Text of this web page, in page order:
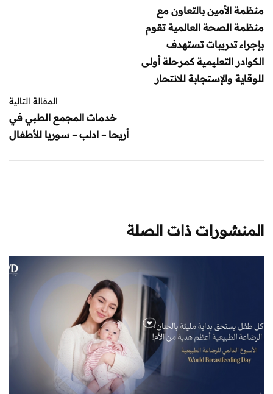
منظمة الأمين بالتعاون مع
منظمة الصحة العالمية تقوم
بإجراء تدريبات تستهدف
الكوادر التعليمية كمرحلة أولى
للوقاية والإستجابة للانتحار
المقالة التالية
خدمات المجمع الطبي في
أريحا – ادلب – سوريا للأطفال
المنشورات ذات الصلة